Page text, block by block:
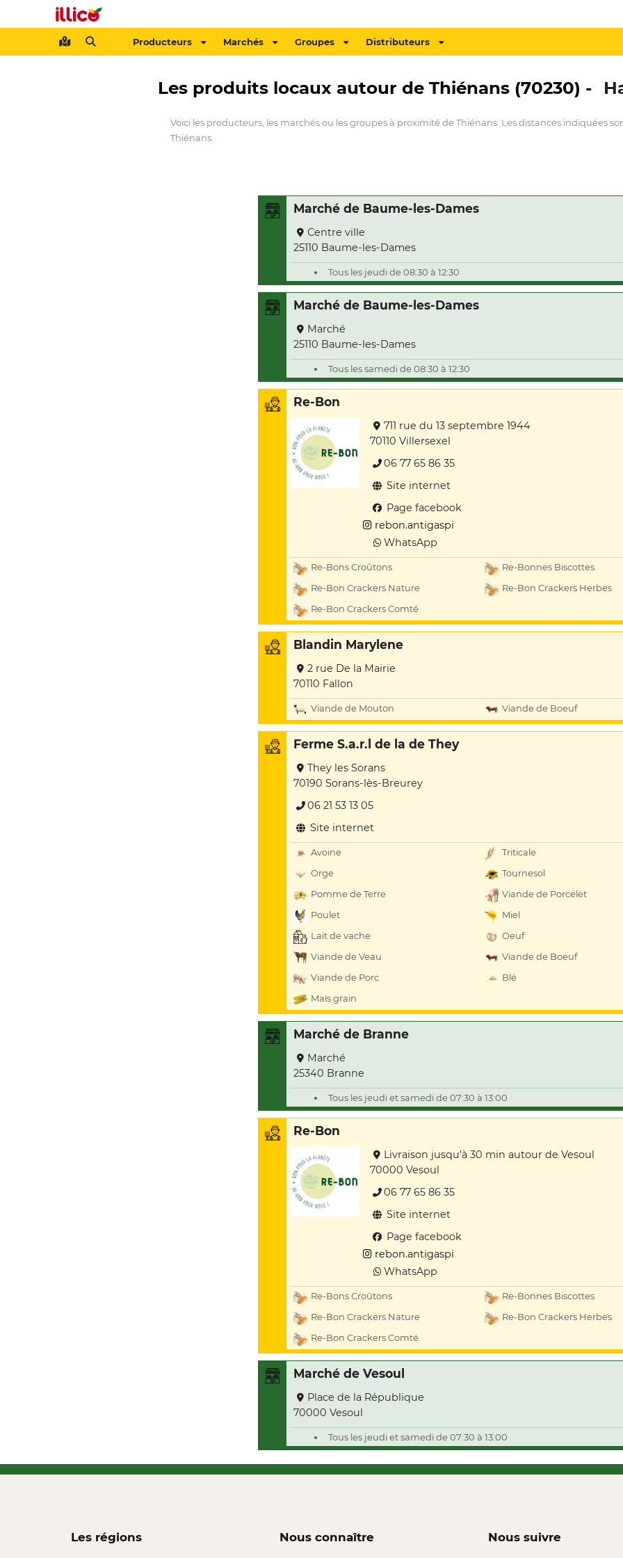
Producteurs Marchés Groupes Distributeurs
Les produits locaux autour de Thiénans (70230) -
Voici les producteurs, les marchés ou les groupes à proximité de Thiénans. Les distances indiquées
Thiénans.
Marché de Baume-les-Dames
Centre ville
25110 Baume-les-Dames
Tous les jeudi de 08:30 à 12:30
Marché de Baume-les-Dames
Marché
25110 Baume-les-Dames
Tous les samedi de 08:30 à 12:30
Re-Bon
711 rue du 13 septembre 1944
70110 Villersexel
06 77 65 86 35
Site internet
Page facebook
rebon.antigaspi
WhatsApp
Re-Bons Croûtons
Re-Bonnes Biscottes
Re-Bon Crackers Nature
Re-Bon Crackers Herbes
Re-Bon Crackers Comté
Blandin Marylene
2 rue De la Mairie
70110 Fallon
Viande de Mouton Viande de Boeuf
Ferme S.a.r.l de la de They
They les Sorans
70190 Sorans-lès-Breurey
06 21 53 13 05
Site internet
Avoine
Triticale
Orge
Tournesol
Pomme de Terre
Viande de Porcelet
Poulet
Miel
Lait de vache
Oeuf
Viande de Veau
Viande de Boeuf
Viande de Porc
Blé
Maïs grain
Marché de Branne
Marché
25340 Branne
Tous les jeudi et samedi de 07:30 à 13:00
Re-Bon
Livraison jusqu'à 30 min autour de Vesoul
70000 Vesoul
06 77 65 86 35
Site internet
Page facebook
rebon.antigaspi
WhatsApp
Re-Bons Croûtons
Re-Bonnes Biscottes
Re-Bon Crackers Nature
Re-Bon Crackers Herbes
Re-Bon Crackers Comté
Marché de Vesoul
Place de la République
70000 Vesoul
Tous les jeudi et samedi de 07:30 à 13:00
Les régions Nous connaître Nous suivre